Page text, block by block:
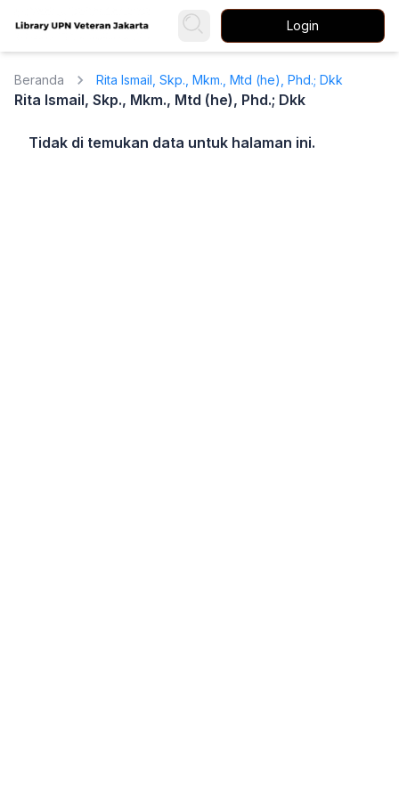
Login
Beranda Rita Ismail, Skp., Mkm., Mtd (he), Phd.; Dkk
Rita Ismail, Skp., Mkm., Mtd (he), Phd.; Dkk
Tidak di temukan data untuk halaman ini.